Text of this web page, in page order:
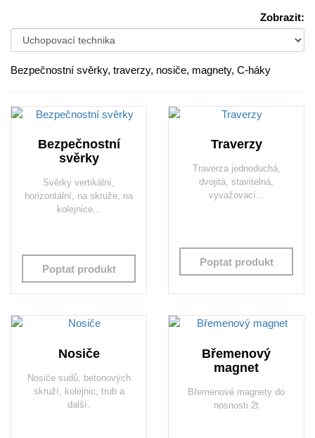
Zobrazit:
Bezpečnostní svěrky, traverzy, nosiče, magnety, C-háky
Bezpečnostní
svěrky
Svěrky vertikální,
horizontální, na skruže, na
kolejnice...
Poptat produkt
Traverzy
Traverza jednoduchá,
dvojitá, stavitelná,
vyvažovací...
Poptat produkt
Nosiče
Nosiče sudů, betonových
skruží, kolejnic, trub a
další.
Břemenový
magnet
Břemenové magnety do
nosnosti 2t